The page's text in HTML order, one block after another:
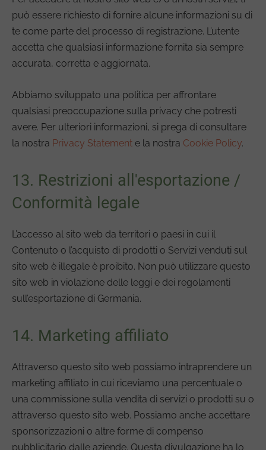
può essere richiesto di fornire alcune informazioni su di
te come parte del processo di registrazione. L’utente
accetta che qualsiasi informazione fornita sia sempre
accurata, corretta e aggiornata.
Abbiamo sviluppato una politica per affrontare
qualsiasi preoccupazione sulla privacy che potresti
avere. Per ulteriori informazioni, si prega di consultare
la nostra Privacy Statement e la nostra Cookie Policy.
13. Restrizioni all'esportazione /
Conformità legale
L’accesso al sito web da territori o paesi in cui il
Contenuto o l’acquisto di prodotti o Servizi venduti sul
sito web è illegale è proibito. Non può utilizzare questo
sito web in violazione delle leggi e dei regolamenti
sull’esportazione di Germania.
14. Marketing affiliato
Attraverso questo sito web possiamo intraprendere un
marketing affiliato in cui riceviamo una percentuale o
una commissione sulla vendita di servizi o prodotti su o
attraverso questo sito web. Possiamo anche accettare
sponsorizzazioni o altre forme di compenso
pubblicitario dalle aziende. Questa divulgazione ha lo